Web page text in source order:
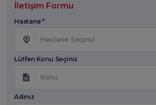
İletişim Formu
Hastane *
Hastane Seçiniz
Lütfen Konu Seçiniz
Konu
Adınız